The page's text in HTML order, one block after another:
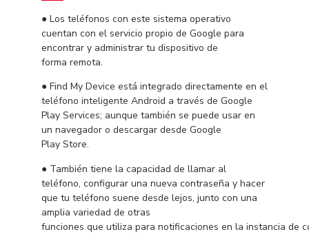
● Los teléfonos con este sistema operativo
cuentan con el servicio propio de Google para
encontrar y administrar tu dispositivo de
forma remota.
● Find My Device está integrado directamente en el
teléfono inteligente Android a través de Google
Play Services; aunque también se puede usar en
un navegador o descargar desde Google
Play Store.
● También tiene la capacidad de llamar al
teléfono, configurar una nueva contraseña y hacer
que tu teléfono suene desde lejos, junto con una
amplia variedad de otras
funciones que utiliza para notificaciones en la instancia de